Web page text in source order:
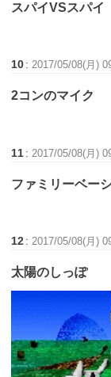
スパイVSスパイ
10 :2017/05/08(月)
2コンのマイク
11 : 2017/05/08(月)
ファミリーベー
12 : 2017/05/08(月)
太陽のしっぽ